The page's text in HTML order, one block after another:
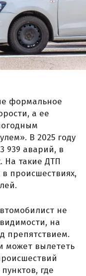
формальное
а ее
В 2025 году
939 аварий, в
На такие ДТП
в происшествиях,
не
на
препятствием.
может вылететь
где